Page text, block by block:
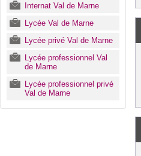
Internat Val de Marne
Lycée Val de Marne
Lycée privé Val de Marne
Lycée professionnel Val
de Marne
Lycée professionnel privé
Val de Marne